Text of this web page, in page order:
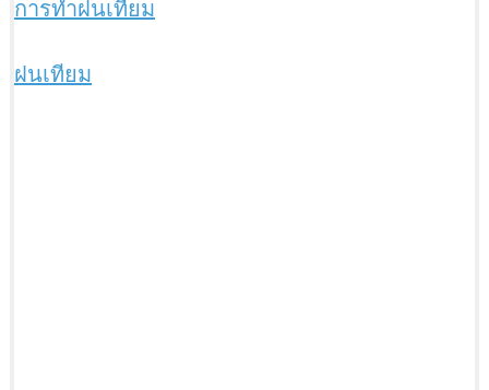
การทำฝนเทียม
ฝนเทียม